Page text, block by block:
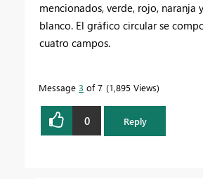
mencionados, verde, rojo, naranja
blanco. El gráfico circular se
cuatro campos.
Message 3 of 7 1,895 Views
0 Reply